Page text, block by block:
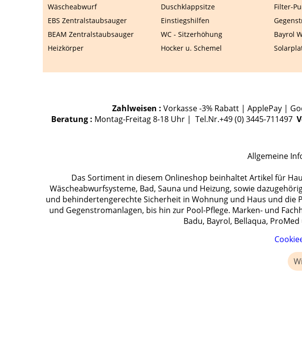
Wäscheabwurf
EBS Zentralstaubsauger
BEAM Zentralstaubsauger
Heizkörper
Duschklappsitze
Einstiegshilfen
WC - Sitzerhöhung
Hocker u. Schemel
Filter-
Bayrol
Zahlweisen : Vorkasse -3% Rabatt | ApplePay |
Beratung : Montag-Freitag 8-18 Uhr | Tel.Nr.+49 (0) 3445-711497
Allgemeine
Das Sortiment in diesem Onlineshop beinhaltet Artikel für
Wäscheabwurfsysteme, Bad, Sauna und Heizung, sowie
und behindertengerechte Sicherheit in Wohnung und Haus und
und Gegenstromanlagen, bis hin zur Pool-Pflege. Marken- und
Badu, Bayrol, Bellaqua,
WebShop